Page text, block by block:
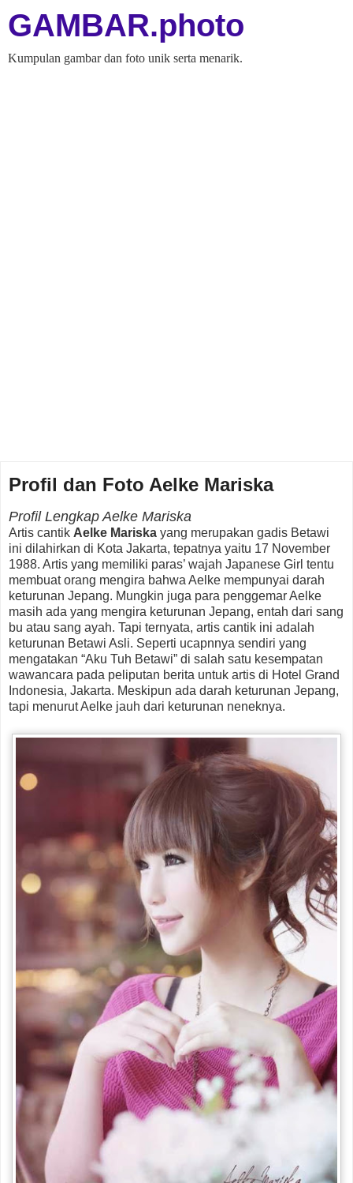
GAMBAR.photo
Kumpulan gambar dan foto unik serta menarik.
Profil dan Foto Aelke Mariska
Profil Lengkap Aelke Mariska
Artis cantik Aelke Mariska yang merupakan gadis Betawi
ini dilahirkan di Kota Jakarta, tepatnya yaitu 17 November
1988. Artis yang memiliki paras’ wajah Japanese Girl tentu
membuat orang mengira bahwa Aelke mempunyai darah
keturunan Jepang. Mungkin juga para penggemar Aelke
masih ada yang mengira keturunan Jepang, entah dari sang
bu atau sang ayah. Tapi ternyata, artis cantik ini adalah
keturunan Betawi Asli. Seperti ucapnnya sendiri yang
mengatakan “Aku Tuh Betawi” di salah satu kesempatan
wawancara pada peliputan berita untuk artis di Hotel Grand
Indonesia, Jakarta. Meskipun ada darah keturunan Jepang,
tapi menurut Aelke jauh dari keturunan neneknya.